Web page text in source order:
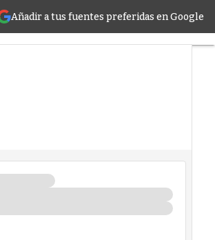
Añadir a tus fuentes preferidas en Google